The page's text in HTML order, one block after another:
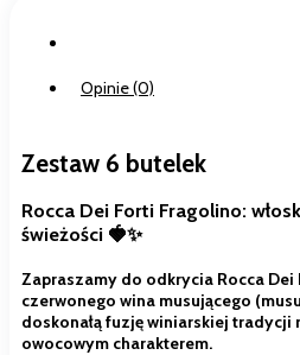
Włoskie
Opinie (0)
Zestaw 6 butelek
Rocca Dei Forti Fragolino:
świeżości 🍓✨
Zapraszamy do odkrycia Rocca
czerwonego wina musującego (
doskonałą fuzję winiarskiej tradycji
owocowym charakterem.